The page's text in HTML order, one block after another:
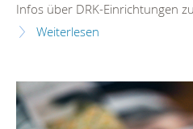
Infos über DRK-Einrichtungen
Weiterlesen